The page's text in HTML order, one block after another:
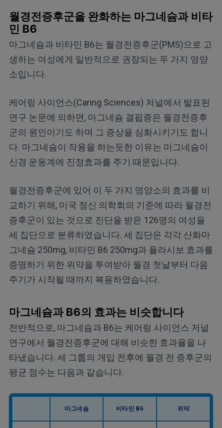
월경전증후군을 완화하는 마그네슘과 비타
민 B6
마그네슘과 비타민 B6는 월경전증후군(PMS)으로 고
생하는 여성에게 일반적으로 권장되는 두 가지 영양
소입니다.
케어링 사이언스(Caring Sciences) 저널에서 발표된
연구 논문에 의하면, 마그네슘 결핍증은 월경전증후
군의 원인이기도 하며 그 증상을 심화시키기도 합니
다. 마그네슘이 작용을 하는듯한 이유는 마그네슘이
신경 운동계에 진정효과를 주기 때문입니다.
월경전증후군에 있어 이 두 가지 영양소의 효과를 비
교하기 위해, 미국 정신 의학회의 기준에 따라 월경전
증후군이 있는 것으로 진단을 받은 126명의 여성을
세 집단으로 분류하였습니다. 세 집단은 각각 산화마
그네슘 250mg, 비타민 B6 250mg과 플라시보 효과를
증명하기 위한 위약을 투여받아 월경 첫날부터 다음
주기가 시작될 때까지 복용하였습니다.
마그네슘과 B6의 효과는 비슷합니다
전반적으로, 마그네슘과 B6는 케어링 사이언스 저널
연구에서 월경전증후군에 대해 비슷한 효과율을 나
타냈습니다. 세 그룹의 개입 전후에 월경 전 증후군의
평균 점수는 다음과 같습니다.
마그네슘 비타민 B6 위약